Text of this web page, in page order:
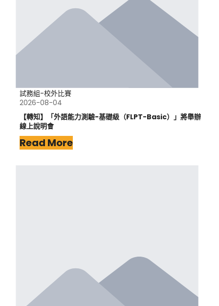
試務組-校外比賽
2026-08-04
【轉知】「外語能力測驗-基礎級（FLPT-Basic）」將舉辦
線上說明會
Read More